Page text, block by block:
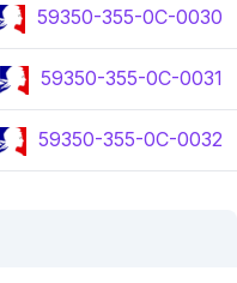
59350-355-0C-0030
59350-355-0C-0031
59350-355-0C-0032